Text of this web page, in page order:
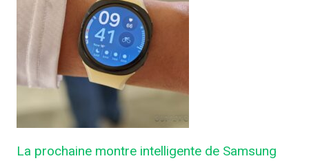
La prochaine montre intelligente de Samsung